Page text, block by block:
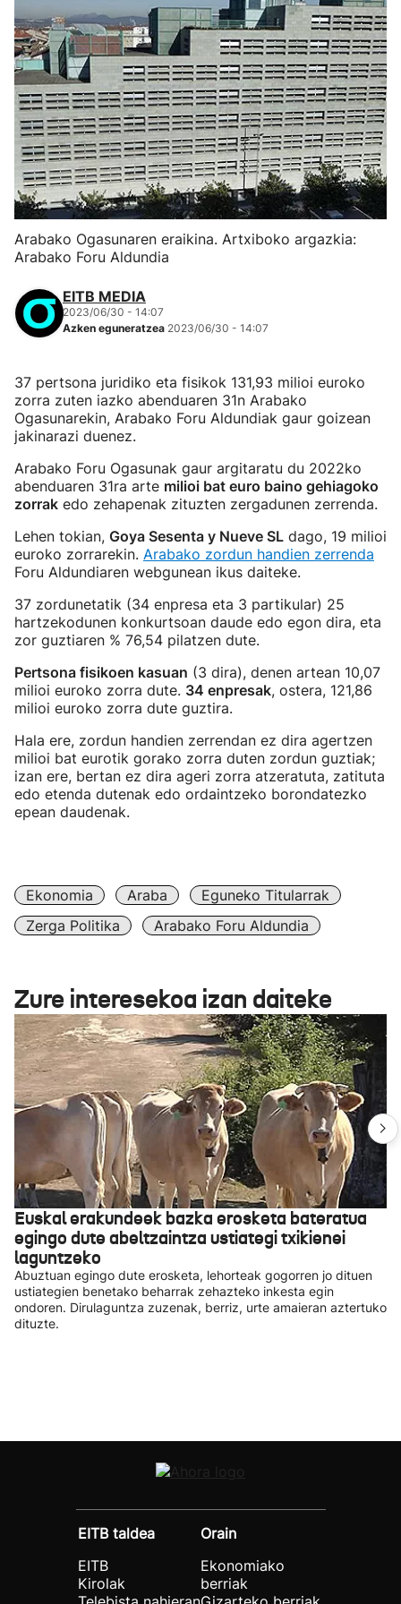
Arabako Ogasunaren eraikina. Artxiboko argazkia:
Arabako Foru Aldundia
EITB MEDIA
2023/06/30 - 14:07
Azken eguneratzea 2023/06/30 - 14:07
37 pertsona juridiko eta fisikok 131,93 milioi euroko
zorra zuten iazko abenduaren 31n Arabako
Ogasunarekin, Arabako Foru Aldundiak gaur goizean
jakinarazi duenez.
Arabako Foru Ogasunak gaur argitaratu du 2022ko
abenduaren 31ra arte milioi bat euro baino gehiagoko
zorrak edo zehapenak zituzten zergadunen zerrenda.
Lehen tokian, Goya Sesenta y Nueve SL dago, 19 milioi
euroko zorrarekin. Arabako zordun handien zerrenda
Foru Aldundiaren webgunean ikus daiteke.
37 zordunetatik (34 enpresa eta 3 partikular) 25
hartzekodunen konkurtsoan daude edo egon dira, eta
zor guztiaren % 76,54 pilatzen dute.
Pertsona fisikoen kasuan (3 dira), denen artean 10,07
milioi euroko zorra dute. 34 enpresak, ostera, 121,86
milioi euroko zorra dute guztira.
Hala ere, zordun handien zerrendan ez dira agertzen
milioi bat eurotik gorako zorra duten zordun guztiak;
izan ere, bertan ez dira ageri zorra atzeratuta, zatituta
edo etenda dutenak edo ordaintzeko borondatezko
epean daudenak.
Ekonomia Araba
Eguneko Titularrak
Zerga Politika
Arabako Foru Aldundia
Zure interesekoa izan daiteke
Euskal erakundeek bazka erosketa bateratua
egingo dute abeltzaintza ustiategi txikienei
laguntzeko
Abuztuan egingo dute erosketa, lehorteak gogorren jo dituen
ustiategien benetako beharrak zehazteko inkesta egin
ondoren. Dirulaguntza zuzenak, berriz, urte amaieran aztertuko
dituzte.
EITB taldea
EITB
Kirolak
Orain
Ekonomiako
berriak